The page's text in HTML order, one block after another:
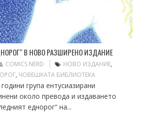
В НОВО РАЗШИРЕНО ИЗДАНИЕ
COMICS NERD НОВО ИЗДАНИЕ,
, ЧОВЕШКАТА БИБЛИОТЕКА
група ентусиазирани
около превода и издаването
еднорог“ на...